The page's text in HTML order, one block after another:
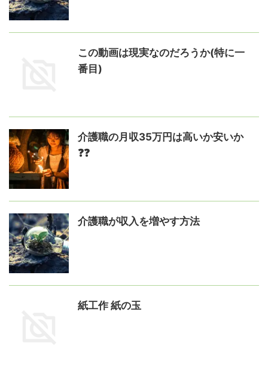
この動画は現実なのだろうか(特に一
番目)
介護職の月収35万円は高いか安いか
❓❓
介護職が収入を増やす方法
紙工作 紙の玉